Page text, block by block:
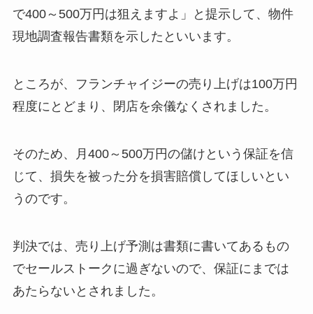
で400～500万円は狙えますよ」と提示して、物件
現地調査報告書類を示したといいます。
ところが、フランチャイジーの売り上げは100万円
程度にとどまり、閉店を余儀なくされました。
そのため、月400～500万円の儲けという保証を信
じて、損失を被った分を損害賠償してほしいとい
うのです。
判決では、売り上げ予測は書類に書いてあるもの
でセールストークに過ぎないので、保証にまでは
あたらないとされました。